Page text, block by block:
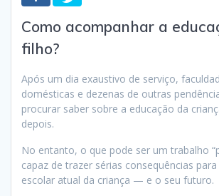
Como acompanhar a
filho?
Após um dia exaustivo de serviço,
domésticas e dezenas de outras
procurar saber sobre a educação da
depois.
No entanto, o que pode ser um trabalho
capaz de trazer sérias consequências
escolar atual da criança — e o seu futuro.